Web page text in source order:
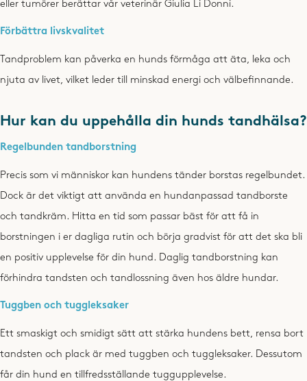
eller tumörer berättar vår veterinär Giulia Li Donni.
Förbättra livskvalitet
Tandproblem kan påverka en hunds förmåga att äta, leka och
njuta av livet, vilket leder till minskad energi och välbefinnande.
Hur kan du uppehålla din hunds tandhälsa?
Regelbunden tandborstning
Precis som vi människor kan hundens tänder borstas regelbundet.
Dock är det viktigt att använda en hundanpassad tandborste
och tandkräm. Hitta en tid som passar bäst för att få in
borstningen i er dagliga rutin och börja gradvist för att det ska bli
en positiv upplevelse för din hund. Daglig tandborstning kan
förhindra tandsten och tandlossning även hos äldre hundar.
Tuggben och tuggleksaker
Ett smaskigt och smidigt sätt att stärka hundens bett, rensa bort
tandsten och plack är med tuggben och tuggleksaker. Dessutom
får din hund en tillfredsställande tuggupplevelse.